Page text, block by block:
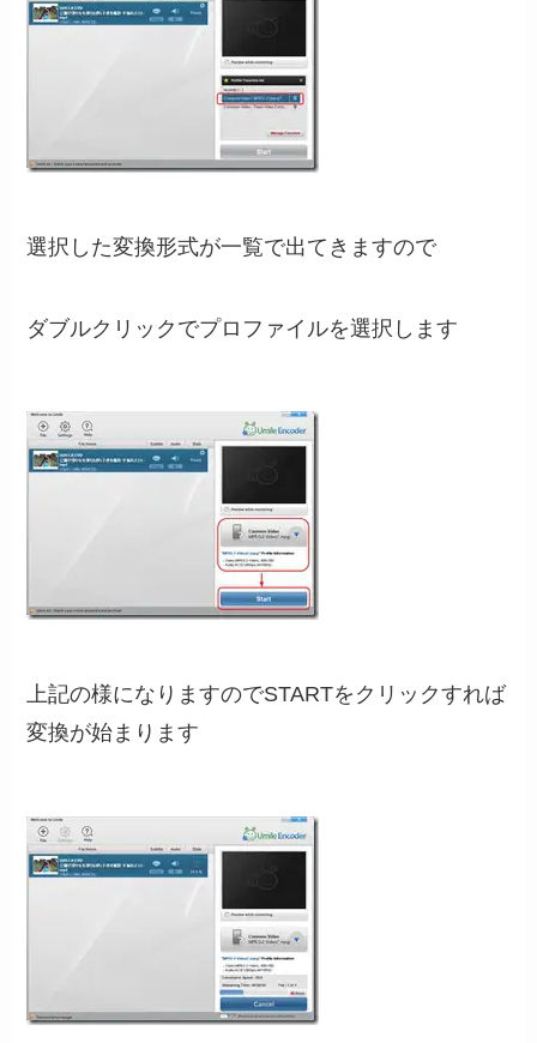
選択した変換形式が一覧で出てきますので
ダブルクリックでプロファイルを選択します
上記の様になりますのでSTARTをクリックすれば
変換が始まります